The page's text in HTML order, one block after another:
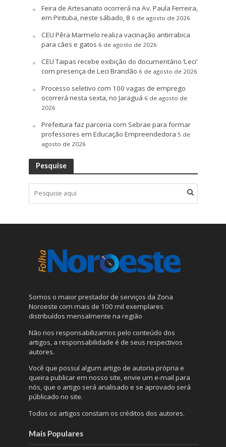
Feira de Artesanato ocorrerá na Av. Paula Ferreira,
em Pirituba, neste sábado, 8 6 de agosto de 2026
CEU Pêra Marmelo realiza vacinação antirrabica
para cães e gatos 6 de agosto de 2026
CEU Taipas recebe exibição do documentário ‘Leci’
com presença de Leci Brandão 6 de agosto de 2026
Processo seletivo com 100 vagas de emprego
ocorrerá nesta sexta, no Jaraguá 6 de agosto de
2026
Prefeitura faz parceria com Sebrae para formar
professores em Educação Empreendedora 5 de
agosto de 2026
Pesquise
Somos o maior prestador de serviços da Zona
Noroeste com mais de 100 mil exemplares
distribuídos mensalmente na região
Não nos responsabilizamos pelo conteúdo dos
artigos, a responsabilidade é de seus respectivos
autores.
Você que possuí algum artigo de autoria própria e
queira publicar em nosso site, envie um e-mail para
nós, que o artigo será analisado e se aprovado será
públicado no site.
Todos os artigos constam os créditos dos autores.
Mais Populares